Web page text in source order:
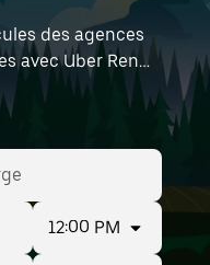
des agences
avec Uber Rent.
de luxe en
des
en solo et aux
personnes.
(par
Airport) pour
à proximité.
12:00 PM